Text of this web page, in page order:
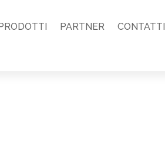
PARTNER CONTATTI